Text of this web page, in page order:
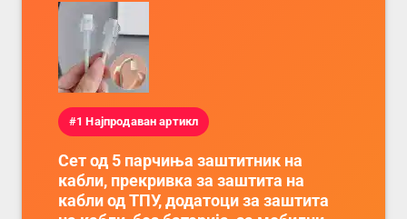
#1 Најпродаван артикл
Сет од 5 парчиња заштитник на
кабли, прекривка за заштита на
кабли од ТПУ, додатоци за заштита